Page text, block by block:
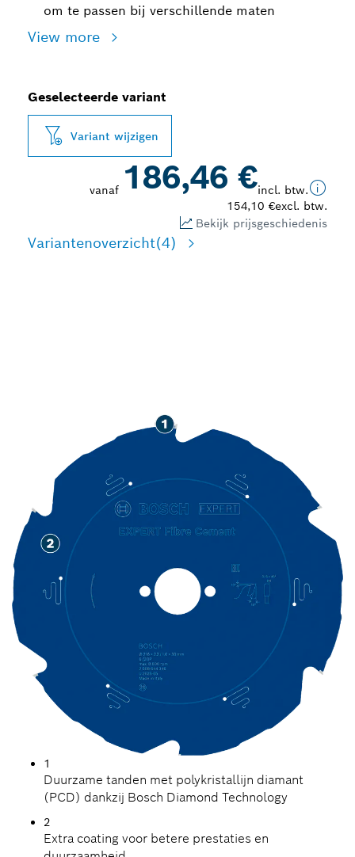
om te passen bij verschillende maten
View more
Geselecteerde variant
Variant wijzigen
vanaf 186,46 €incl. btw.
154,10 €excl. btw.
Bekijk prijsgeschiedenis
Variantenoverzicht(4)
1
Duurzame tanden met polykristallijn diamant
(PCD) dankzij Bosch Diamond Technology
2
Extra coating voor betere prestaties en